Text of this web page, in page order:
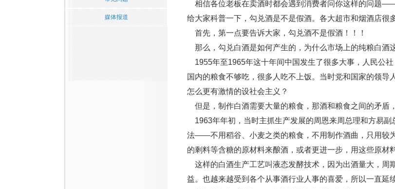
媒体报道
相信各位老板在卖酒时都会遇到消费者问你这样的问题
给大家科普一下，勾兑酒是不是假酒。各大超市和烟酒店很
首先，第一点要告诉大家，勾兑酒不是假酒！！！
那么，勾兑白酒是如何产生的，为什么市场上的纯粮白酒
1955年至1965年这十年间中国发生了很多大事，人民公
国内的粮食不够吃，很多人吃不上饭。当时党和国家的领
怎么更有激情的设社会主义？
但是，制作白酒需要大量的粮食，那酒和粮食之间的矛盾
1963年年初，当时主抓生产发展的周恩来周总理和方易
法——不用稻谷、小麦之类的粮食，不用制作酒曲，只用较
的剩料等含糖的原材料来酿酒，或者更进一步，用这些原材
这样的白酒生产工艺叫液态发酵技术，因为出酒量大，周
益。也越来越受到各个从事酒行业人事的喜爱，所以一直延